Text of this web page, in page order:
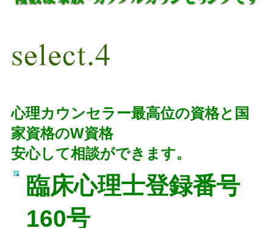
心理カウンセラー最高位の資格と国
家資格のW資格
安心して相談ができます。
臨床心理士登録番号
160号